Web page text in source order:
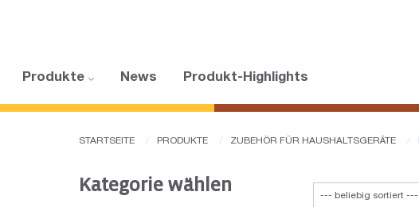
Produkte News Produkt-Highlights
STARTSEITE PRODUKTE ZUBEHÖR FÜR HAUSHALTSGERÄTE
Kategorie wählen